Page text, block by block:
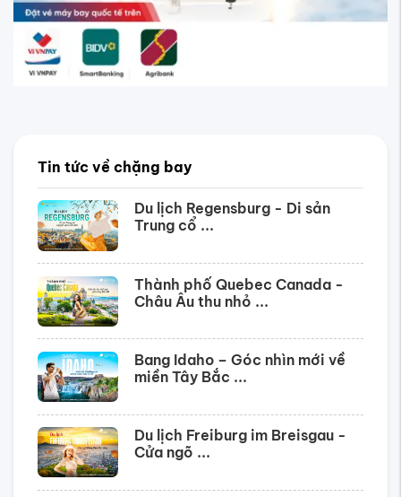
Tin tức về chặng bay
Du lịch Regensburg - Di sản
Trung cổ ...
Thành phố Quebec Canada -
Châu Âu thu nhỏ ...
Bang Idaho – Góc nhìn mới về
miền Tây Bắc ...
Du lịch Freiburg im Breisgau -
Cửa ngõ ...